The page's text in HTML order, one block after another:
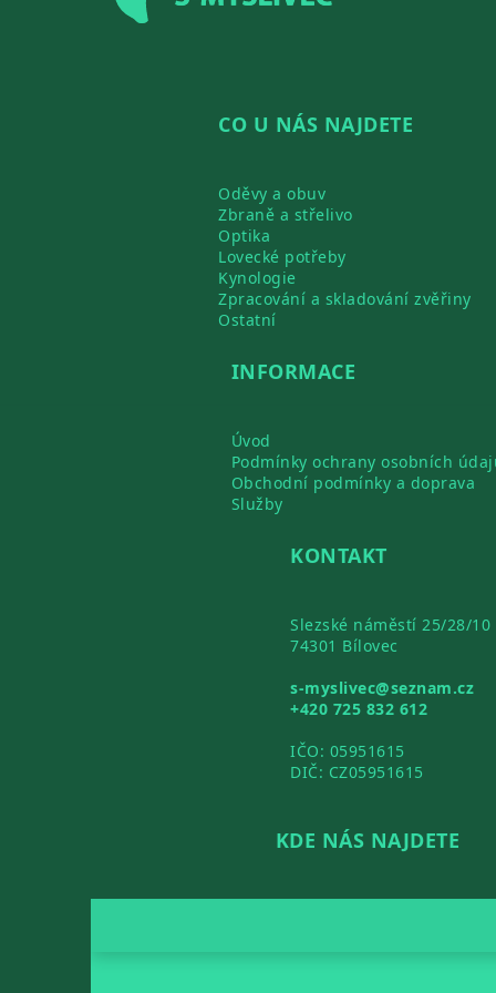
CO U NÁS NAJDETE
Oděvy a obuv
Zbraně a střelivo
Optika
Lovecké potřeby
Kynologie
Zpracování a skladování zvěřiny
Ostatní
INFORMACE
Úvod
Podmínky ochrany osobních
Obchodní podmínky a doprava
Služby
KONTAKT
Slezské náměstí 25/28/10
74301 Bílovec
s-myslivec@seznam.cz
+420 725 832 612
IČO: 05951615
DIČ: CZ05951615
KDE NÁS NAJDETE